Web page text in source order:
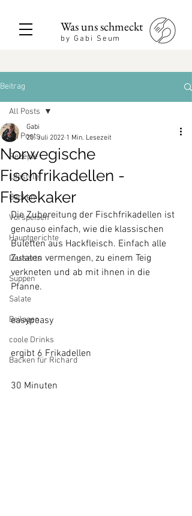
Was uns schmeckt
by Gabi Seum
Beitrag
All Posts
Rezepte
Lifestyle
Backen
Vorspeisen
Hauptgerichte
Desserts
Suppen
Salate
Beilagen
coole Drinks
Backen für Richard
All Posts
Norwegische
Fischfrikadellen -
Fiskekaker
Gabi
20. Juli 2022 1 Min. Lesezeit
Die Zubereitung der Fischfrikadellen ist
genauso einfach, wie die klassischen
Buletten aus Hackfleisch. Einfach alle
Zutaten vermengen, zu einem Teig
verkneten und ab mit ihnen in die
Pfanne.
easypeasy
ergibt 6 Frikadellen
30 Minuten